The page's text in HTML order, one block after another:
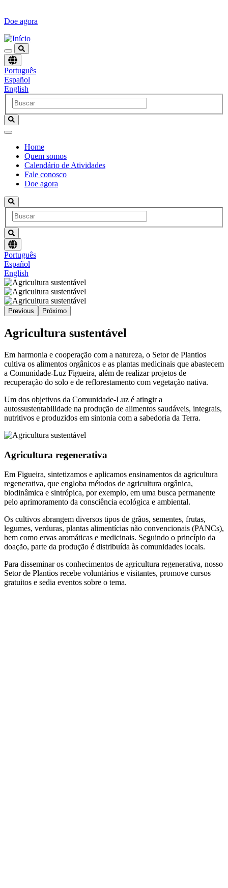
Doe agora
Escolha
um
idioma
Português
Español
English
Navegación
principal
Home
Quem somos
Calendário de Atividades
Fale conosco
Doe agora
Escolha
um
idioma
Português
Español
English
Previous Próximo
Agricultura sustentável
Em harmonia e cooperação com a natureza, o Setor de Plantios
cultiva os alimentos orgânicos e as plantas medicinais que abastecem
a Comunidade-Luz Figueira, além de realizar projetos de
recuperação do solo e de reflorestamento com vegetação nativa.
Um dos objetivos da Comunidade-Luz é atingir a
autossustentabilidade na produção de alimentos saudáveis, integrais,
nutritivos e produzidos em sintonia com a sabedoria da Terra.
Agricultura regenerativa
Em Figueira, sintetizamos e aplicamos ensinamentos da agricultura
regenerativa, que engloba métodos de agricultura orgânica,
biodinâmica e sintrópica, por exemplo, em uma busca permanente
pelo aprimoramento da consciência ecológica e ambiental.
Os cultivos abrangem diversos tipos de grãos, sementes, frutas,
legumes, verduras, plantas alimentícias não convencionais (PANCs),
bem como ervas aromáticas e medicinais. Seguindo o princípio da
doação, parte da produção é distribuída às comunidades locais.
Para disseminar os conhecimentos de agricultura regenerativa, nosso
Setor de Plantios recebe voluntários e visitantes, promove cursos
gratuitos e sedia eventos sobre o tema.